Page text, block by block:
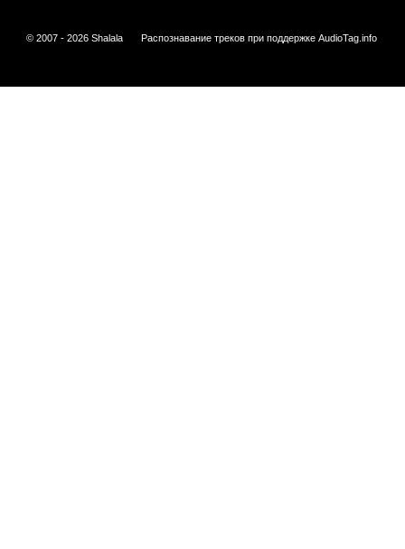
© 2007 - 2026 Shalala Распознавание треков при поддержке AudioTag.info